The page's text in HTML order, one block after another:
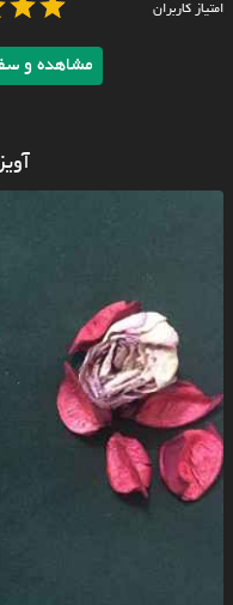
امتیاز کاربران
مشاهده و